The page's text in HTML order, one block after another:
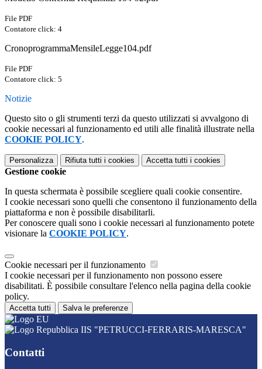
File PDF
Contatore click: 4
CronoprogrammaMensileLegge104.pdf
File PDF
Contatore click: 5
Notizie
Questo sito o gli strumenti terzi da questo utilizzati si avvalgono di
cookie necessari al funzionamento ed utili alle finalità illustrate nella
COOKIE POLICY.
Personalizza Rifiuta tutti i cookies Accetta tutti i cookies
Gestione cookie
In questa schermata è possibile scegliere quali cookie consentire.
I cookie necessari sono quelli che consentono il funzionamento della
piattaforma e non è possibile disabilitarli.
Per conoscere quali sono i cookie necessari al funzionamento potete
visionare la COOKIE POLICY.
Cookie necessari per il funzionamento
I cookie necessari per il funzionamento non possono essere
disabilitati. È possibile consultare l'elenco nella pagina della cookie
policy.
Accetta tutti Salva le preferenze
IIS "PETRUCCI-FERRARIS-MARESCA"
Contatti